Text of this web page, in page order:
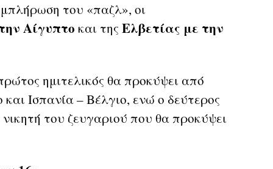
του «παζλ», οι
Αίγυπτο και της Ελβετίας με την
ημιτελικός θα προκύψει από
Ισπανία – Βέλγιο, ενώ ο δεύτερος
του ζευγαριού που θα προκύψει